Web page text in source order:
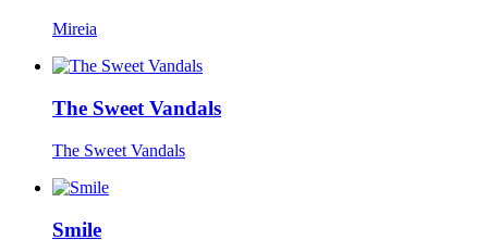
Mireia
The Sweet Vandals
The Sweet Vandals
Smile